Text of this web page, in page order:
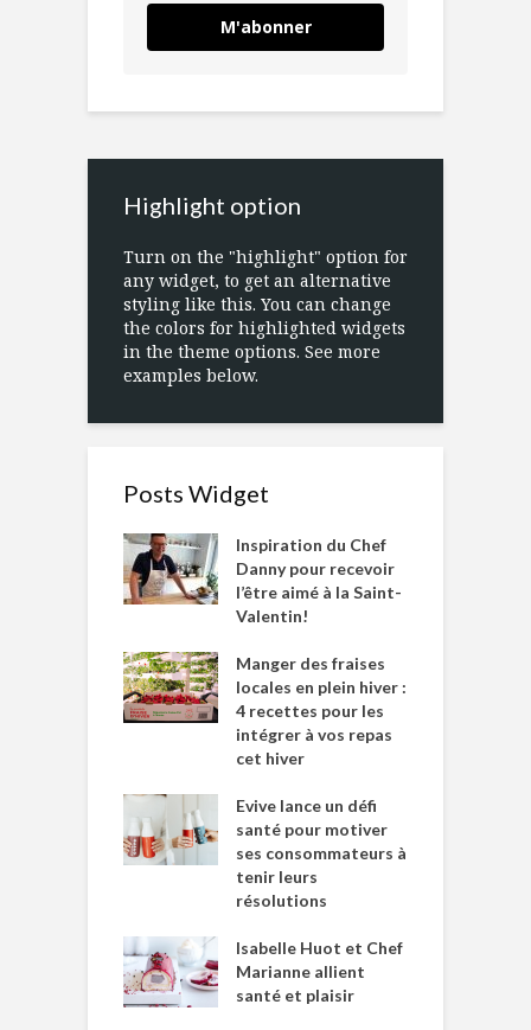
M'abonner
Highlight option
Turn on the "highlight" option for
any widget, to get an alternative
styling like this. You can change
the colors for highlighted widgets
in the theme options. See more
examples below.
Posts Widget
Inspiration du Chef
Danny pour recevoir
l’être aimé à la Saint-
Valentin!
Manger des fraises
locales en plein hiver :
4 recettes pour les
intégrer à vos repas
cet hiver
Evive lance un défi
santé pour motiver
ses consommateurs à
tenir leurs
résolutions
Isabelle Huot et Chef
Marianne allient
santé et plaisir